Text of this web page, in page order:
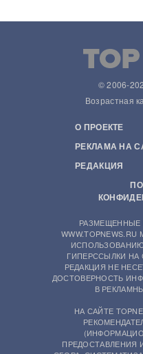
© 2006-
Возрастная
О ПРОЕКТЕ
РЕКЛАМА НА
РЕДАКЦИЯ
РАЗМЕЩЕННЫЕ
ГИПЕРССЫЛКИ НА
РЕДАКЦИЯ НЕ
ДОСТОВЕРНОСТЬ
В
НА САЙТЕ
ПРЕДОСТАВЛЕНИЯ